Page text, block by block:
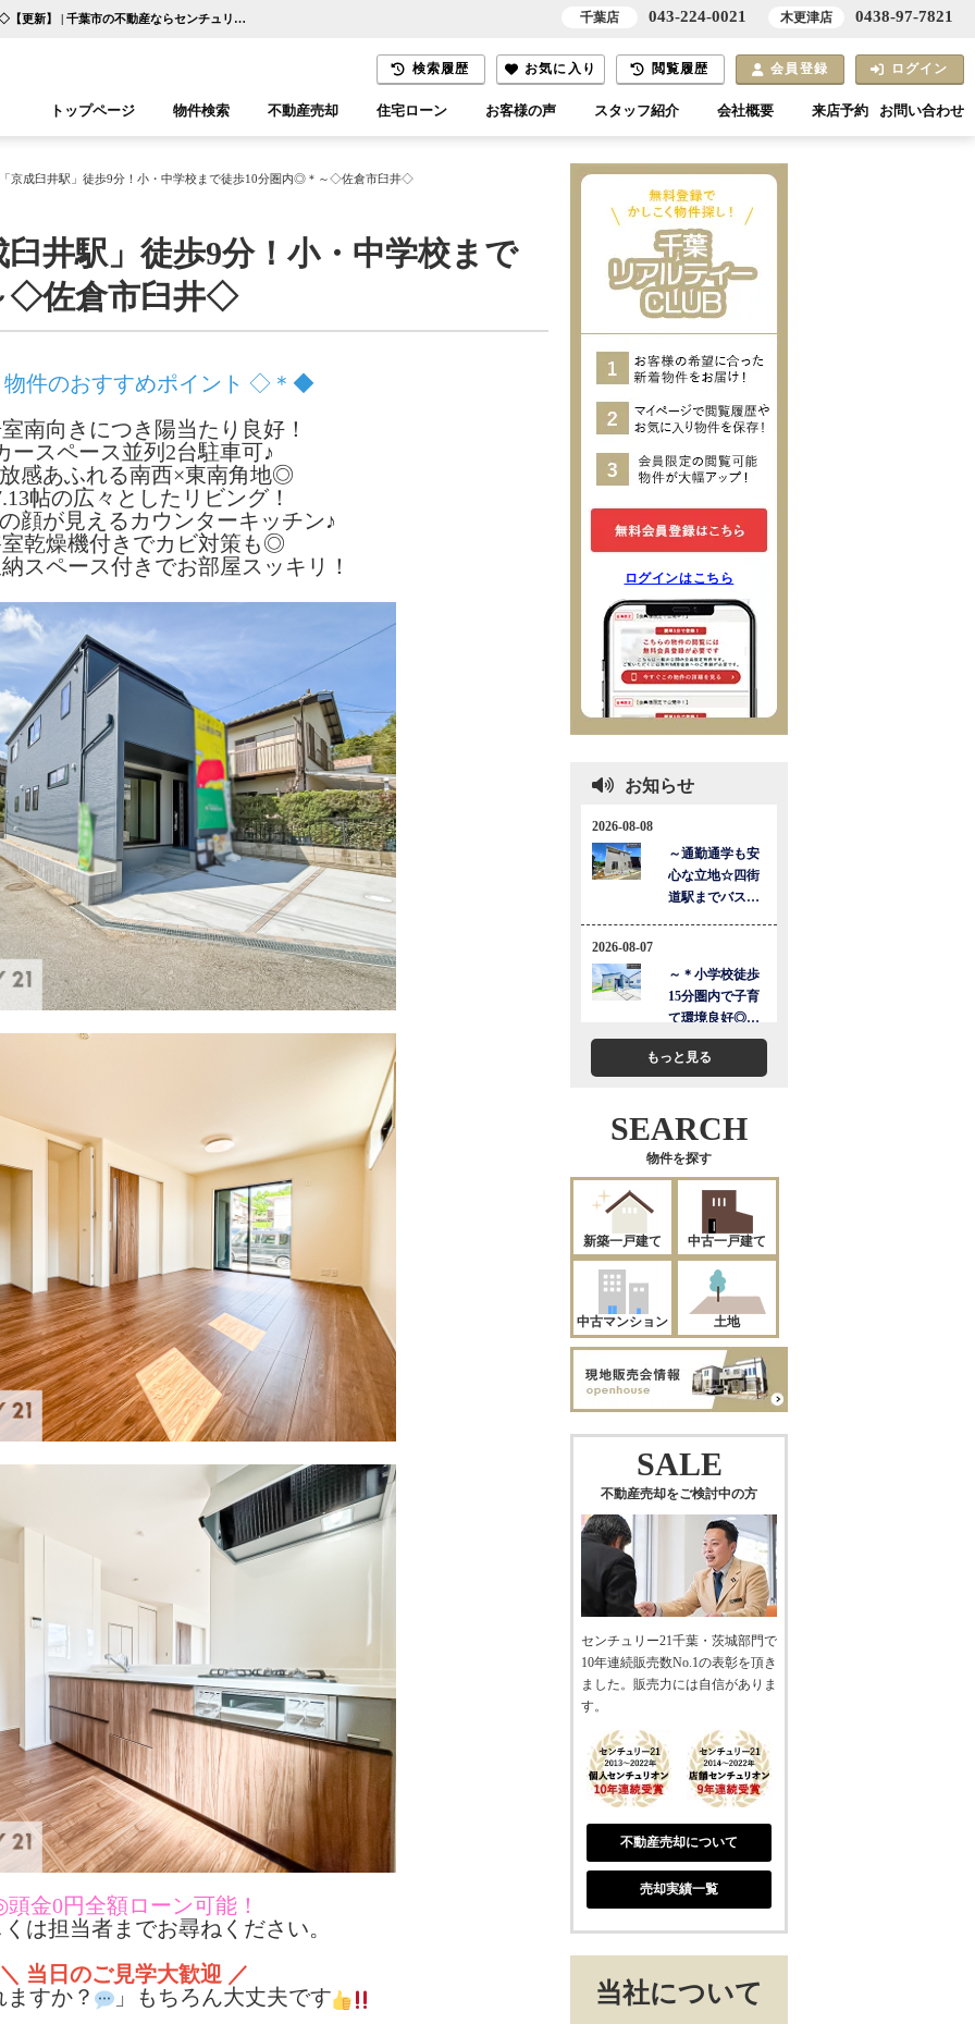
～＊京成本線「京成臼井駅」徒歩9分！小・中学校まで徒歩10分圏内◎＊～◇佐倉市臼井◇【更新】 | 千葉市の不動産ならセンチュリー21千葉リアルティー
検索履歴 お気に入り 閲覧履歴 会員登録 ログイン
トップページ 物件検索
千葉エリア 木更津エリア
不動産売却 住宅ローン お客様の声 スタッフ紹介 会社概要 来店予約 お問い合わせ
京成臼井駅」徒歩9分！小・中学校まで徒歩10分圏内◎＊～◇佐倉市臼井◇
井駅」徒歩9分！小・中学校まで
◇佐倉市臼井◇
件のおすすめポイント ◇＊◆
南向きにつき陽当たり良好！
ースペース並列2台駐車可♪
感あふれる南西×東南角地◎
帖の広々としたリビング！
顔が見えるカウンターキッチン♪
乾燥機付きでカビ対策も◎
スペース付きでお部屋スッキリ！
金0円全額ローン可能！
担当者までお尋ねください。
＼ 当日のご見学大歓迎 ／
すか？
」もちろん大丈夫です
ログインはこちら
お知らせ
もっと見る
SEARCH
物件を探す
新築一戸建て 中古一戸建て
中古マンション 土地
SALE
不動産売却をご検討中の方
センチュリー21千葉・茨城部門で
10年連続販売数No.1の表彰を頂き
ました。販売力には自信がありま
す。
不動産売却について
売却実績一覧
当社について
千葉店 043-224-0021 木更津店 0438-97-7821